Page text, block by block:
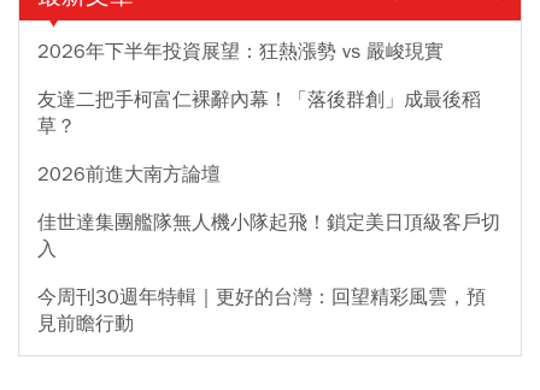
2026年下半年投資展望：狂熱漲勢 vs 嚴峻現實
友達二把手柯富仁裸辭內幕！「落後群創」成最後稻
草？
2026前進大南方論壇
佳世達集團艦隊無人機小隊起飛！鎖定美日頂級客戶切
入
今周刊30週年特輯｜更好的台灣：回望精彩風雲，預
見前瞻行動